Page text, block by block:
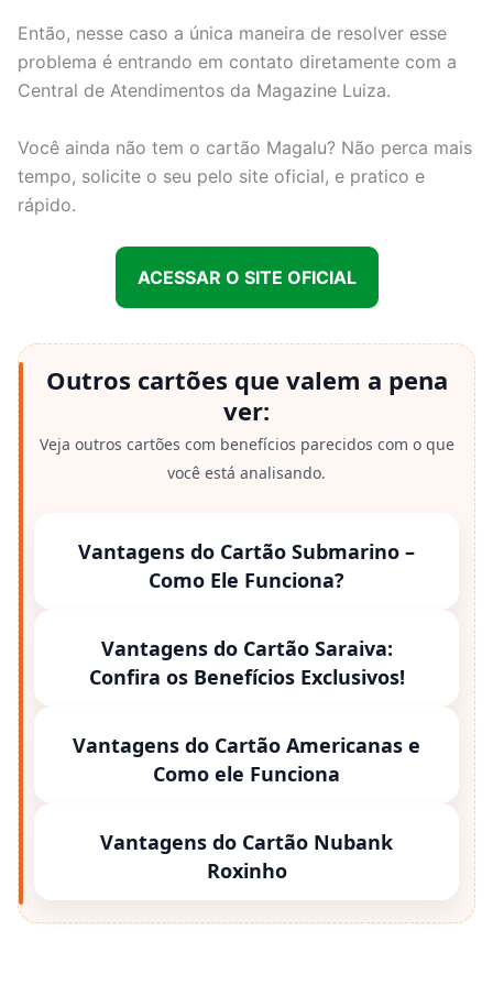
Então, nesse caso a única maneira de resolver esse
problema é entrando em contato diretamente com a
Central de Atendimentos da Magazine Luiza.
Você ainda não tem o cartão Magalu? Não perca mais
tempo, solicite o seu pelo site oficial, e pratico e
rápido.
ACESSAR O SITE OFICIAL
Outros cartões que valem a pena
ver:
Veja outros cartões com benefícios parecidos com o que
você está analisando.
Vantagens do Cartão Submarino –
Como Ele Funciona?
Vantagens do Cartão Saraiva:
Confira os Benefícios Exclusivos!
Vantagens do Cartão Americanas e
Como ele Funciona
Vantagens do Cartão Nubank
Roxinho